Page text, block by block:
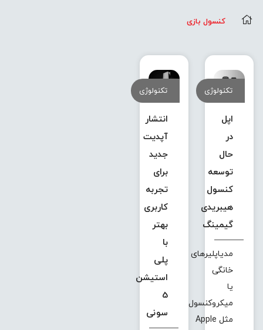
کنسول بازی
تکنولوژی
اپل
در
حال
توسعه
کنسول
هیبریدی
گیمینگ
مدیاپلیرهای
خانگی
یا
میکروکنسول‌هایی
مثل Apple
تکنولوژی
انتشار
آپدیت
جدید
برای
تجربه
کاربری
بهتر
با
پلی
استیشن
5
سونی